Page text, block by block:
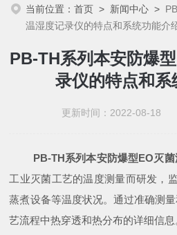
当前位置：首页 > 新闻中心 >
温湿度记录仪的特点和系统功能介
PB-TH系列本安防爆
录仪的特点和系
更新时间：2022-08-18
PB-TH系列本安防爆型EO灭
工业灭菌工艺的温度测量而研发，
蒸煮设备等温度状况。通过准确测
艺流程中热穿透和热分布的详细信息